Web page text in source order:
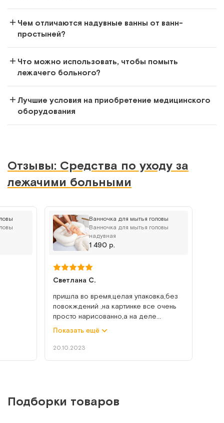
CA 204 MV (TS-01)
Надувная ванна для мытья человека на кровати
Под заказАрт.5538
Сообщить о поступлении
Сравнить
Влажные варежки для сухого мытья
Чем отличаются надувные ванны от ванн-
простыней?
Что можно использовать, чтобы помыть
лежачего больного?
Лучшие условия на приобретение медицинского
оборудования
Отзывы: Средства по уходу за
лежачими больными
Ванночка для мытья головы
Ванночка для мытья головы
надувная
1 490 р.
Светлана С.
пришла во время,целая упаковка,без
повокждений ,на картинке все очень
просто нарисованно,а на деле
немножко не удобно показалось ,но
надо просто привыкнуть ,а так все
хорошо ,удобно
Показать ещё
20.10.2023
Подборки товаров